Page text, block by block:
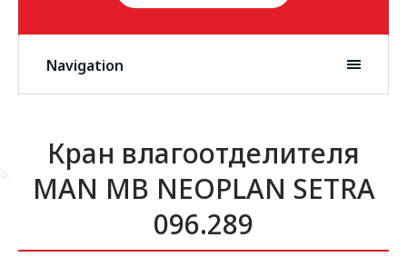
Navigation
Кран влагоотделителя
MAN MB NEOPLAN SETRA
096.289